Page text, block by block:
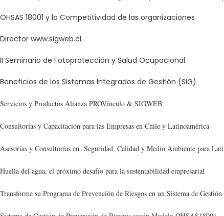
OHSAS 18001 y la Competitividad de las organizaciones
Director www.sigweb.cl.
II Seminario de Fotoprotección y Salud Ocupacional.
Beneficios de los Sistemas Integrados de Gestión (SIG)
Servicios y Productos Alianza PROVínculo & SIGWEB
Consultorías y Capacitación para las Empresas en Chile y Latinoamérica
Asesorías y Consultorías en Seguridad, Calidad y Medio Ambiente para
Huella del agua, el próximo desafío para la sustentabilidad empresarial
Transforme su Programa de Prevención de Riesgos en un Sistema de